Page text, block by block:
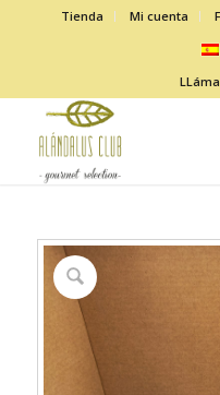
Tienda Mi cuenta